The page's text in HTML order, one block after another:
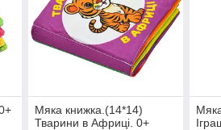
Мяка книжка.(14*14)
Тварини в Африці. 0+